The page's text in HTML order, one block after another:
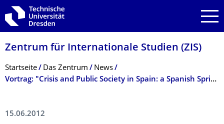
Zur Hauptnavigation springen
Zur Suche springen
Zum Inhalt springen
Zentrum für Internationale Studien (ZIS)
Breadcrumb-Menü
Startseite Das Zentrum
News
Vortrag: "Crisis and Public Society in Spain: a Spanish Spring" am 19.06.2012
15.06.2012